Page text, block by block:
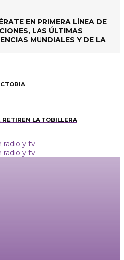
EN PRIMERA LÍNEA DE
LAS ÚLTIMAS
MUNDIALES Y DE LA
RETIREN LA TOBILLERA